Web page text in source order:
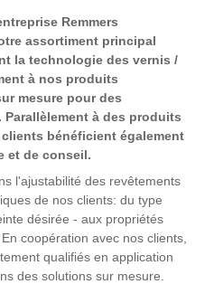
Remmers
assortiment principal
la technologie des vernis /
à nos produits
mesure pour des
à des produits
bénéficient également
et de conseil.
l'ajustabilité des revêtements
de nos clients: du type
désirée - aux propriétés
coopération avec nos clients,
qualifiés en application
des solutions sur mesure.